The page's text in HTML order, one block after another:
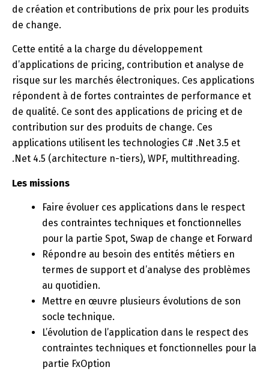
de création et contributions de prix pour les produits
de change.
Cette entité a la charge du développement
d’applications de pricing, contribution et analyse de
risque sur les marchés électroniques. Ces applications
répondent à de fortes contraintes de performance et
de qualité. Ce sont des applications de pricing et de
contribution sur des produits de change. Ces
applications utilisent les technologies C# .Net 3.5 et
.Net 4.5 (architecture n-tiers), WPF, multithreading.
Les missions
Faire évoluer ces applications dans le respect
des contraintes techniques et fonctionnelles
pour la partie Spot, Swap de change et Forward
Répondre au besoin des entités métiers en
termes de support et d’analyse des problèmes
au quotidien.
Mettre en œuvre plusieurs évolutions de son
socle technique.
L’évolution de l’application dans le respect des
contraintes techniques et fonctionnelles pour la
partie FxOption